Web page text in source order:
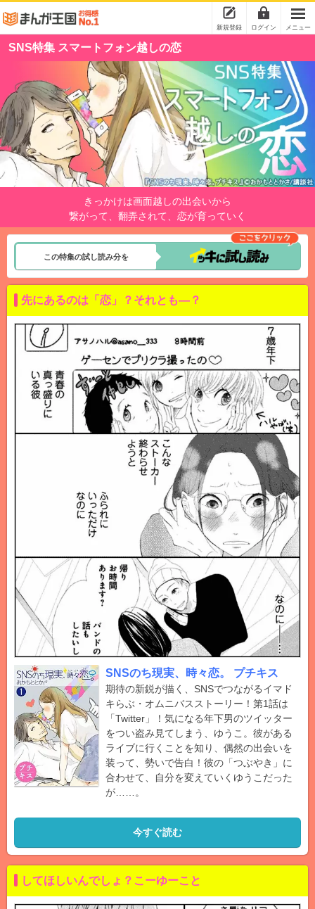
新規登録 ログイン メニュー
SNS特集 スマートフォン越しの恋
きっかけは画面越しの出会いから
繋がって、翻弄されて、恋が育っていく
この特集の試し読み分を
先にあるのは「恋」？それとも―？
SNSのち現実、時々恋。 プチキス
期待の新鋭が描く、SNSでつながるイマド
キらぶ・オムニバスストーリー！第1話は
「Twitter」！気になる年下男のツイッター
をつい盗み見てしまう、ゆうこ。彼がある
ライブに行くことを知り、偶然の出会いを
装って、勢いで告白！彼の「つぶやき」に
合わせて、自分を変えていくゆうこだった
が……。
今すぐ読む
してほしいんでしょ？こーゆーこと